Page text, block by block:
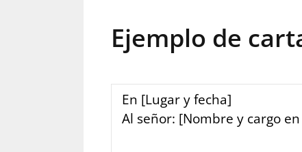
Ejemplo de
En [Lugar y fecha]
Al señor: [Nombre y cargo